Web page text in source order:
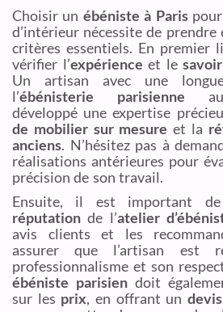
Choisir un ébéniste à Parispour
d’intérieur nécessite de
critères essentiels. En premier
vérifier l’expérience et le
Un artisan avec une
l’ébénisterie parisienne
développé une expertise
de mobilier sur mesure et la
anciens. N’hésitez pas à
réalisations antérieures pour
précision de son travail.
Ensuite, il est important
réputation de l’atelier
avis clients et les
assurer que l’artisan est
professionnalisme et son
ébéniste parisien doit
sur les prix, en offrant un